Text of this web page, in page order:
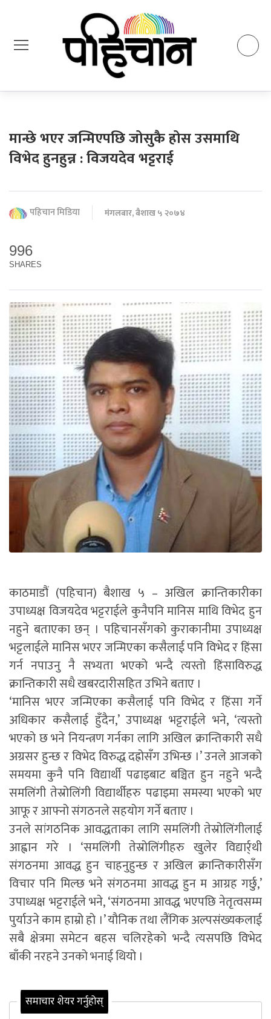
मान्छे भएर जन्मिएपछि जोसुकै होस उसमाथि
विभेद हुनहुन्न : विजयदेव भट्टराई
पहिचान मिडिया मंगलबार, बैशाख ५ २०७४
996
SHARES
काठमाडौं (पहिचान) बैशाख ५ – अखिल क्रान्तिकारीका
उपाध्यक्ष विजयदेव भट्टराईले कुनैपनि मानिस माथि विभेद हुन
नहुने बताएका छन् । पहिचानसँगको कुराकानीमा उपाध्यक्ष
भट्टलाईले मानिस भएर जन्मिएका कसैलाई पनि विभेद र हिंसा
गर्न नपाउनु नै सभ्यता भएको भन्दै त्यस्तो हिंसाविरुद्ध
क्रान्तिकारी सधै खबरदारीसहित उभिने बताए ।
‘मानिस भएर जन्मिएका कसैलाई पनि विभेद र हिंसा गर्ने
अधिकार कसैलाई हुँदैन,’ उपाध्यक्ष भट्टराईले भने, ‘त्यस्तो
भएको छ भने नियन्त्रण गर्नका लागि अखिल क्रान्तिकारी सधै
अग्रसर हुन्छ र विभेद विरुद्ध दह्रोसँग उभिन्छ ।’ उनले आजको
समयमा कुनै पनि विद्यार्थी पढाइबाट बञ्चित हुन नहुने भन्दै
समलिंगी तेस्रोलिंगी विद्यार्थीहरु पढाइमा समस्या भएको भए
आफू र आफ्नो संगठनले सहयोग गर्ने बताए ।
उनले सांगठनिक आवद्धताका लागि समलिंगी तेस्रोलिंगीलाई
आह्वान गरे । ‘समलिंगी तेस्रोलिंगीहरु खुलेर विद्यार्र्थी
संगठनमा आवद्ध हुन चाहनुहुन्छ र अखिल क्रान्तिकारीसँग
विचार पनि मिल्छ भने संगठनमा आवद्ध हुन म आग्रह गर्छु,’
उपाध्यक्ष भट्टराईले भने, ‘संगठनमा आवद्ध भएपछि नेतृत्वसम्म
पुर्याउने काम हाम्रो हो ।’ यौनिक तथा लैंगिक अल्पसंख्यकलाई
सबै क्षेत्रमा समेटन बहस चलिरहेको भन्दै त्यसपछि विभेद
बाँकी नरहने उनको भनाई थियो ।
समाचार शेयर गर्नुहोस्